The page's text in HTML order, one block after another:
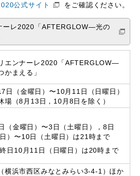
公式サイト
をご確認ください。
ーレ2020「AFTERGLOW―光の
エンナーレ2020「AFTERGLOW―
かまえる」
日（金曜日）〜10月11日（日曜日）
場（8月13日，10月8日を除く）
（金曜日）〜3日（土曜日），8日
日）〜10日（土曜日）は21時まで
日10月11日（日曜日）は20時まで
横浜市西区みなとみらい3-4-1）ほか